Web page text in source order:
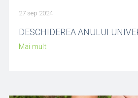
27 sep 2024
DESCHIDEREA ANULUI
Mai mult